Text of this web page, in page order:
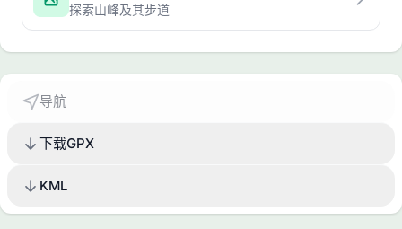
探索山峰及其步道
导航
下载GPX
KML